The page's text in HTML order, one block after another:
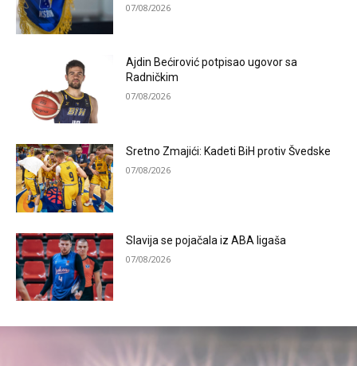
07/08/2026
Ajdin Bećirović potpisao ugovor sa
Radničkim
07/08/2026
Sretno Zmajići: Kadeti BiH protiv Švedske
07/08/2026
Slavija se pojačala iz ABA ligaša
07/08/2026